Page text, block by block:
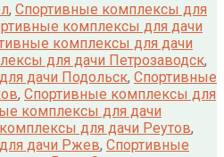
, Спортивные комплексы для
комплексы для дачи
комплексы для дачи
для дачи Петрозаводск,
дачи Подольск, Спортивные
, Спортивные комплексы для
комплексы для дачи
для дачи Реутов,
дачи Ржев, Спортивные